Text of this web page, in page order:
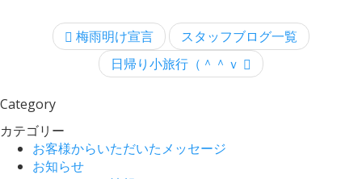
梅雨明け宣言
スタッフブログ一覧
日帰り小旅行（＾＾ｖ
Category
カテゴリー
お客様からいただいたメッセージ
お知らせ